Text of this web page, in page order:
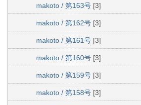
makoto / 第163号 [3]
makoto / 第162号 [3]
makoto / 第161号 [3]
makoto / 第160号 [3]
makoto / 第159号 [3]
makoto / 第158号 [3]